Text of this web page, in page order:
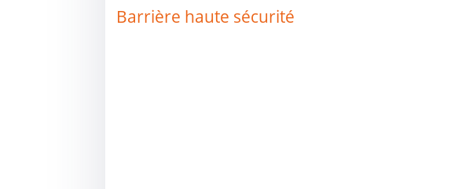
Barrière haute sécurité